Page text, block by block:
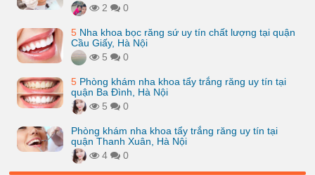
2
0
5 Nha khoa bọc răng sứ uy tín chất lượng tại quận
Cầu Giấy, Hà Nội
5
0
5 Phòng khám nha khoa tẩy trắng răng uy tín tại
quận Ba Đình, Hà Nội
5
0
Phòng khám nha khoa tẩy trắng răng uy tín tại
quận Thanh Xuân, Hà Nội
4
0